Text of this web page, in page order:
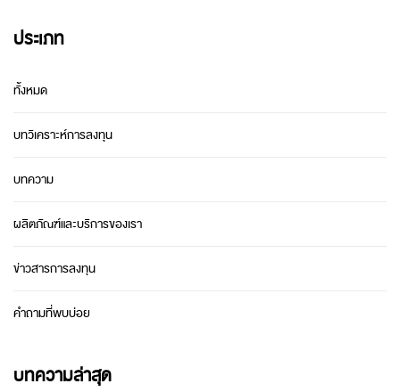
ประเภท
ทั้งหมด
บทวิเคราะห์การลงทุน
บทความ
ผลิตภัณฑ์และบริการของเรา
ข่าวสารการลงทุน
คำถามที่พบบ่อย
บทความล่าสุด